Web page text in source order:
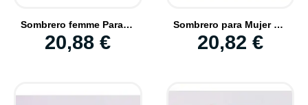
Sombrero femme Para Verano Paja Protector de sol Ligero y Cómodo
20,88 €
Sombrero para Mujer Señora de Paja buena Calidad Con Lazo para Verano
20,82 €